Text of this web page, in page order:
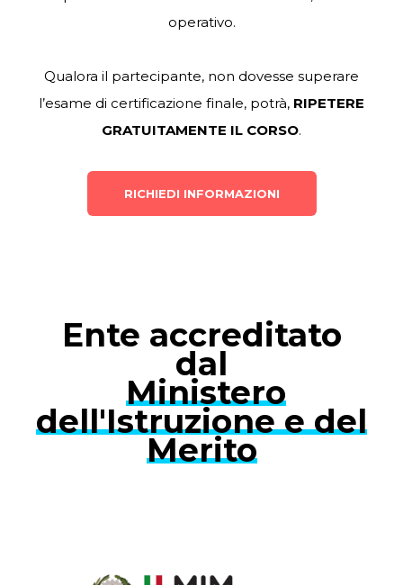
operativo.
Qualora il partecipante, non dovesse superare
l’esame di certificazione finale, potrà, RIPETERE
GRATUITAMENTE IL CORSO.
RICHIEDI INFORMAZIONI
Ente accreditato
dal
Ministero
dell'Istruzione e del
Merito